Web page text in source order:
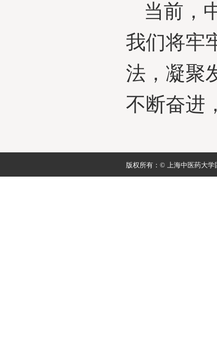
当前，
我们将牢
法，凝聚
不断奋进
版权所有：© 上海中医药大学